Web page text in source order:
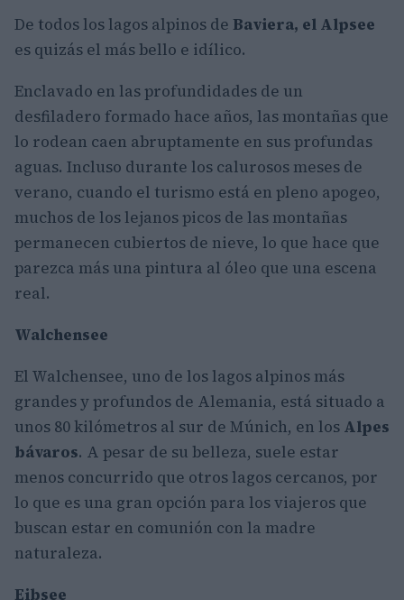
De todos los lagos alpinos de Baviera, el Alpsee
es quizás el más bello e idílico.
Enclavado en las profundidades de un
desfiladero formado hace años, las montañas que
lo rodean caen abruptamente en sus profundas
aguas. Incluso durante los calurosos meses de
verano, cuando el turismo está en pleno apogeo,
muchos de los lejanos picos de las montañas
permanecen cubiertos de nieve, lo que hace que
parezca más una pintura al óleo que una escena
real.
Walchensee
El Walchensee, uno de los lagos alpinos más
grandes y profundos de Alemania, está situado a
unos 80 kilómetros al sur de Múnich, en los Alpes
bávaros. A pesar de su belleza, suele estar
menos concurrido que otros lagos cercanos, por
lo que es una gran opción para los viajeros que
buscan estar en comunión con la madre
naturaleza.
Eibsee